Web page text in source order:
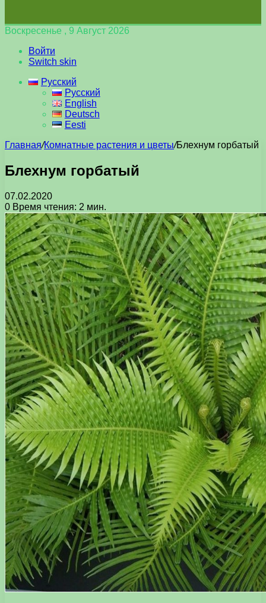
Воскресенье , 9 Август 2026
Войти
Switch skin
Русский
Русский
English
Deutsch
Eesti
Главная/Комнатные растения и цветы/Блехнум горбатый
Блехнум горбатый
07.02.2020
0 Время чтения: 2 мин.